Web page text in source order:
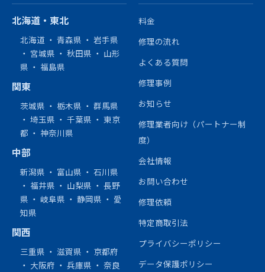
北海道・東北
北海道 ・ 青森県 ・ 岩手県
・ 宮城県 ・ 秋田県 ・ 山形
県 ・ 福島県
関東
茨城県 ・ 栃木県 ・ 群馬県
・ 埼玉県 ・ 千葉県 ・ 東京
都 ・ 神奈川県
中部
新潟県 ・ 富山県 ・ 石川県
・ 福井県 ・ 山梨県 ・ 長野
県 ・ 岐阜県 ・ 静岡県 ・ 愛
知県
関西
三重県 ・ 滋賀県 ・ 京都府
・ 大阪府 ・ 兵庫県 ・ 奈良
料金
修理の流れ
よくある質問
修理事例
お知らせ
修理業者向け（パートナー制
度）
会社情報
お問い合わせ
修理依頼
特定商取引法
プライバシーポリシー
データ保護ポリシー